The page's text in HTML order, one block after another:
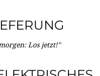
Los jetzt!"